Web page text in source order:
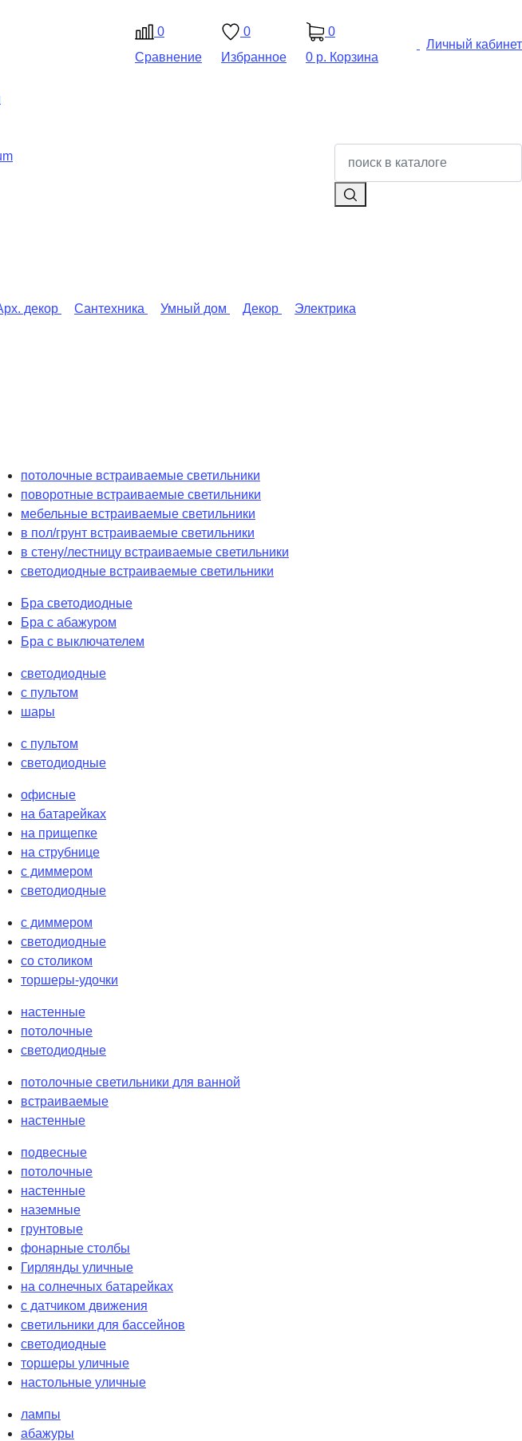
0
Сравнение
0
Избранное
0
0 р. Корзина
Личный кабинет
декор Сантехника Умный дом Декор Электрика
потолочные встраиваемые светильники
поворотные встраиваемые светильники
мебельные встраиваемые светильники
в пол/грунт встраиваемые светильники
в стену/лестницу встраиваемые светильники
светодиодные встраиваемые светильники
Бра светодиодные
Бра с абажуром
Бра с выключателем
светодиодные
с пультом
шары
с пультом
светодиодные
офисные
на батарейках
на прищепке
на струбнице
с диммером
светодиодные
с диммером
светодиодные
со столиком
торшеры-удочки
настенные
потолочные
светодиодные
потолочные светильники для ванной
встраиваемые
настенные
подвесные
потолочные
настенные
наземные
грунтовые
фонарные столбы
Гирлянды уличные
на солнечных батарейках
с датчиком движения
светильники для бассейнов
светодиодные
торшеры уличные
настольные уличные
лампы
абажуры